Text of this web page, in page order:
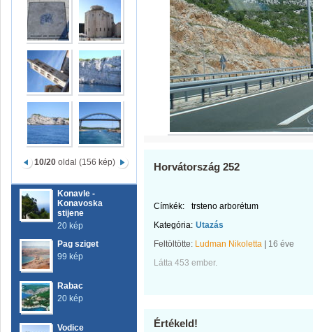
10/20 oldal (156 kép)
Konavle -
Konavoska
stijene
20 kép
Pag sziget
99 kép
Rabac
20 kép
Vodice
Horvátország 252
Címkék:
trsteno arborétum
Kategória: Utazás
Feltöltötte: Ludman Nikoletta
16 éve
Látta 453 ember.
Értékeld!